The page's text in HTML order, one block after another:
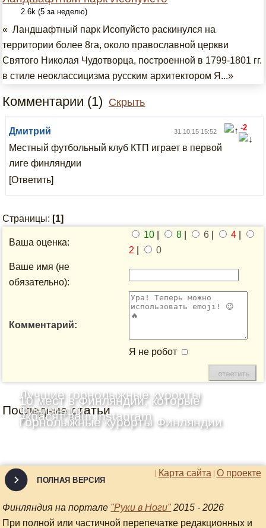
2.6k (5 за неделю)
« Ландшафтный парк Исопуйсто раскинулся на
территории более 8га, около православной церкви
Святого Николая Чудотворца, построенной в 1799-1801 гг.
в стиле неоклассицизма русским архитектором Я...»
Комментарии (1) Скрыть
Дмитрий 31.10.15 15:52
Местный футбольный клуб КТП играет в первой
лиге финляндии
[Ответить]
-2
Страницы: [1]
Ваша оценка:
10 8 6 4
2
0
Ваше имя (не
обязательно):
Комментарий:
Я не робот
Последние статьи
Лучшие горнолыжные курорты
Финляндии
10 мест в Финляндии, которые
украсят ваш Instagram
Горнолыжные курорты Финляндии
О проекте
Карта сайта
ПОЛНАЯ ВЕРСИЯ
Финляндия на портале "Руки в Ноги" 2015 - 2026
При полной или частичной перепечатке редакционных и